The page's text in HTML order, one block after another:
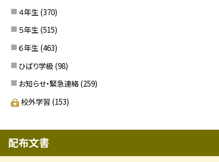
４年生 (370)
５年生 (515)
６年生 (463)
ひばり学級 (98)
お知らせ・緊急連絡 (259)
校外学習 (153)
配布文書